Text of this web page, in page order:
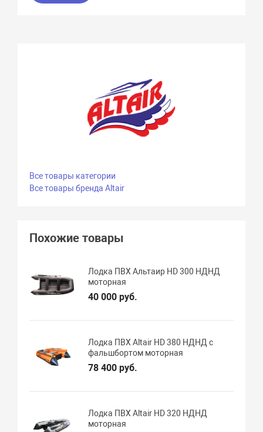
Все товары категории
Все товары бренда Altair
Похожие товары
Лодка ПВХ Альтаир HD 300 НДНД
моторная
40 000 руб.
Лодка ПВХ Altair HD 380 НДНД с
фальшбортом моторная
78 400 руб.
Лодка ПВХ Altair HD 320 НДНД
моторная